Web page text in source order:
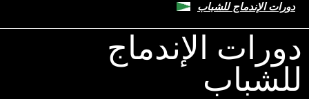
دورات الإندماج للشباب
دورات الإندماج
للشباب